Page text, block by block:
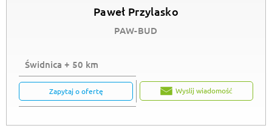
Paweł Przylasko
PAW-BUD
Świdnica + 50 km
Zapytaj o ofertę Wyslij wiadomość